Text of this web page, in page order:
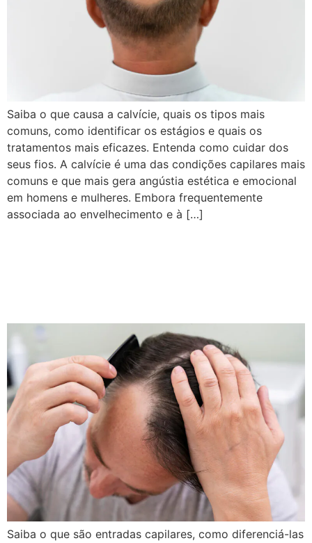
Saiba o que causa a calvície, quais os tipos mais
comuns, como identificar os estágios e quais os
tratamentos mais eficazes. Entenda como cuidar dos
seus fios. A calvície é uma das condições capilares mais
comuns e que mais gera angústia estética e emocional
em homens e mulheres. Embora frequentemente
associada ao envelhecimento e à […]
Saiba o que são entradas capilares, como diferenciá-las